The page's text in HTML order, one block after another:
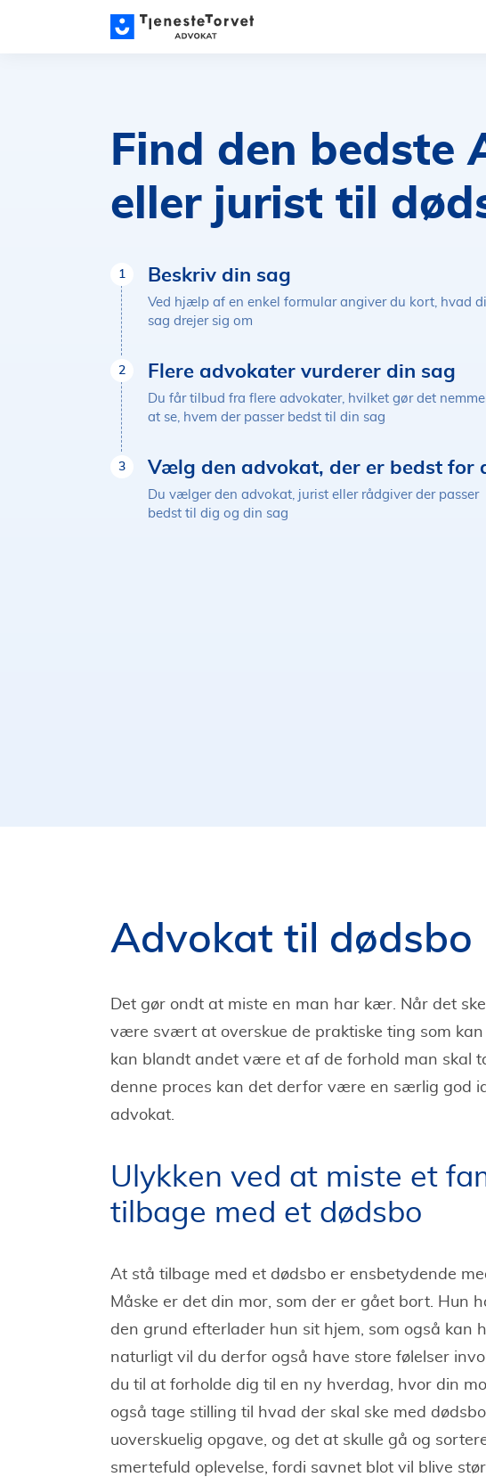
Find den bedste
eller jurist til
1 Beskriv din sag
Ved hjælp af en enkel formular angiver du kort, hvad
sag drejer sig om
2 Flere advokater vurderer din sag
Du får tilbud fra flere advokater, hvilket gør det
at se, hvem der passer bedst til din sag
3 Vælg den advokat, der er bedst for
Du vælger den advokat, jurist eller rådgiver der passer
bedst til dig og din sag
Advokat til dødsbo
Det gør ondt at miste en man har kær. Når det
være svært at overskue de praktiske ting som
kan blandt andet være et af de forhold man skal
denne proces kan det derfor være en særlig god
advokat.
Ulykken ved at miste et
tilbage med et dødsbo
At stå tilbage med et dødsbo er ensbetydende
Måske er det din mor, som der er gået bort. Hun
den grund efterlader hun sit hjem, som også
naturligt vil du derfor også have store følelser
du til at forholde dig til en ny hverdag, hvor din
også tage stilling til hvad der skal ske med
uoverskuelig opgave, og det at skulle gå og
smertefuld oplevelse, fordi savnet blot vil blive